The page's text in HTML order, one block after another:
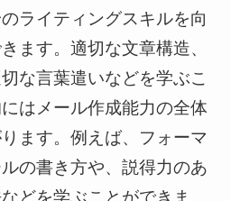
ライティングスキルを向
ます。適切な文章構造、
な言葉遣いなどを学ぶこ
はメール作成能力の全体
ます。例えば、フォーマ
の書き方や、説得力のあ
どを学ぶことができま